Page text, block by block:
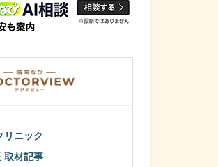
リニック
取材記事